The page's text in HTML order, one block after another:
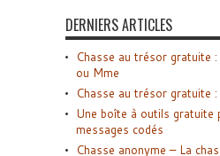
DERNIERS ARTICLES
Chasse au trésor gratuite
ou Mme
Chasse au trésor gratuite
Une boîte à outils gratuite
messages codés
Chasse anonyme – La